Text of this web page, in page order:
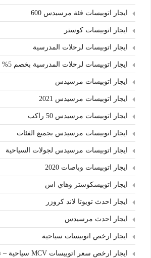
ايجار اتوبيسات فئة مرسيدس 600
ايجار اتوبيسات كوستر
ايجار اتوبيسات لرحلات المدرسية
ايجار اتوبيسات لرحلات المدرسية بخصم 5% للقطاع الحكومي
ايجار اتوبيسات مرسيدس
ايجار اتوبيسات مرسيدس 2021
ايجار اتوبيسات مرسيدس 50 راكب
ايجار اتوبيسات مرسيدس بجميع الفئات
ايجار اتوبيسات مرسيدس لجولات السياحية
ايجار اتوبيسات وباصات 2020
ايجار اتوبيسكوستر وهاي اس
ايجار احدث تويوتا لاند كروزر
ايجار احدث مرسيدس
ايجار ارخص اتوبيسات سياحية
ايجار ارخص سعر اتوبيسات MCV سياحية – تورست باص